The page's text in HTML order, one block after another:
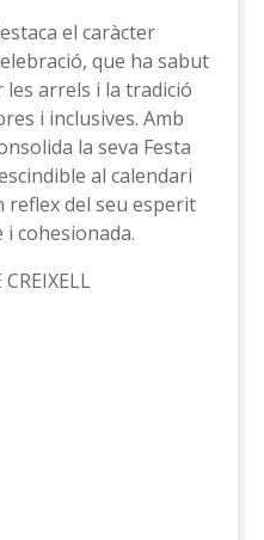
el caràcter
que ha sabut
arrels i la tradició
i inclusives. Amb
la seva Festa
al calendari
reflex del seu esperit
cohesionada.